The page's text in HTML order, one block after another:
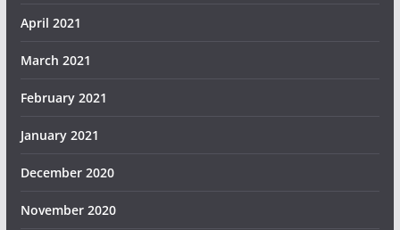
April 2021
March 2021
February 2021
January 2021
December 2020
November 2020